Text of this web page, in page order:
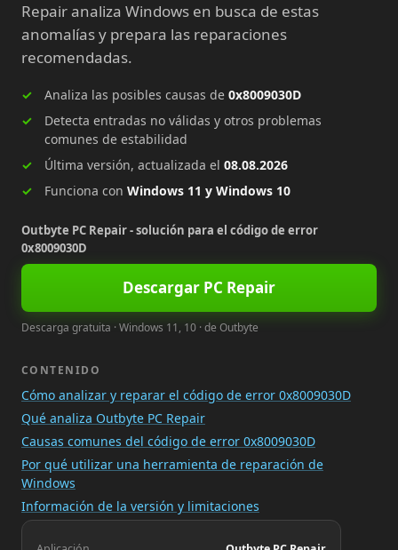
Repair analiza Windows en busca de estas
anomalías y prepara las reparaciones
recomendadas.
Analiza las posibles causas de 0x8009030D
Detecta entradas no válidas y otros problemas
comunes de estabilidad
Última versión, actualizada el 08.08.2026
Funciona con Windows 11 y Windows 10
Outbyte PC Repair - solución para el código de error
0x8009030D
Descargar PC Repair
Descarga gratuita · Windows 11, 10 · de Outbyte
CONTENIDO
Cómo analizar y reparar el código de error 0x8009030D
Qué analiza Outbyte PC Repair
Causas comunes del código de error 0x8009030D
Por qué utilizar una herramienta de reparación de
Windows
Información de la versión y limitaciones